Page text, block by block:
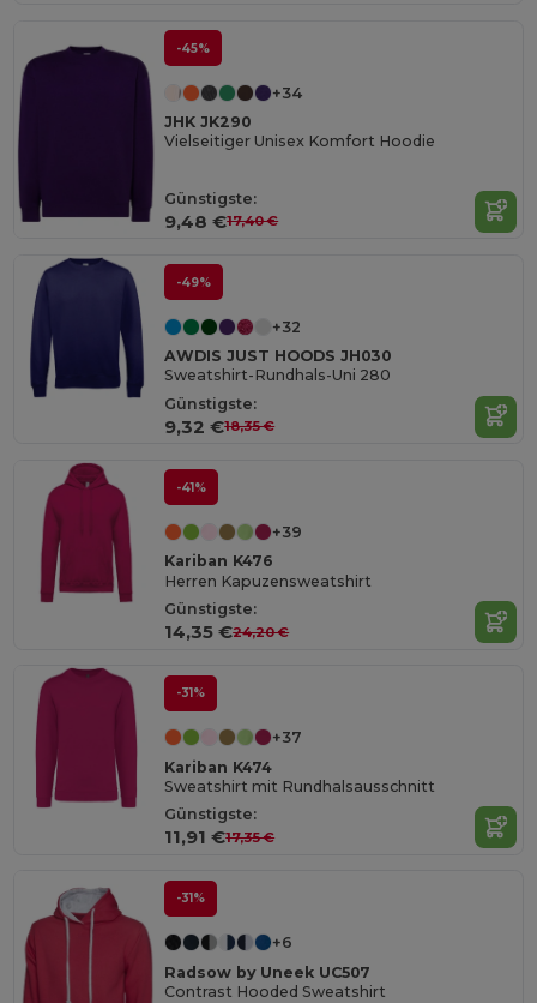
-45%
+34
JHK JK290
Vielseitiger Unisex Komfort Hoodie
Günstigste:
9,48 €17,40 €
-49%
+32
AWDIS JUST HOODS JH030
Sweatshirt-Rundhals-Uni 280
Günstigste:
9,32 €18,35 €
-41%
+39
Kariban K476
Herren Kapuzensweatshirt
Günstigste:
14,35 €24,20 €
-31%
+37
Kariban K474
Sweatshirt mit Rundhalsausschnitt
Günstigste:
11,91 €17,35 €
-31%
+6
Radsow by Uneek UC507
Contrast Hooded Sweatshirt